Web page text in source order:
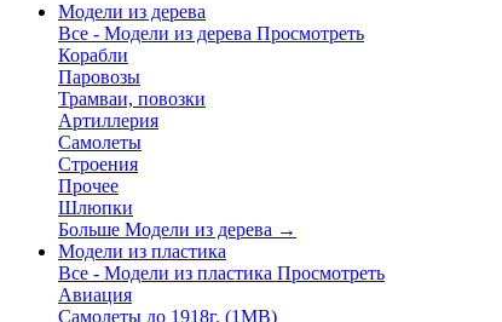
Модели из дерева
Все - Модели из дерева Просмотреть
Корабли
Паровозы
Трамваи, повозки
Артиллерия
Самолеты
Строения
Прочее
Шлюпки
Больше Модели из дерева →
Модели из пластика
Все - Модели из пластика Просмотреть
Авиация
Самолеты до 1918г. (1МВ)